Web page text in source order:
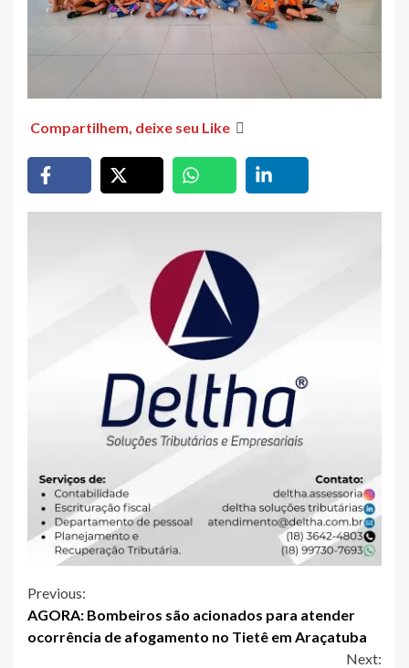
Compartilhem, deixe seu Like 
Continue
Reading
Previous:
AGORA: Bombeiros são acionados para atender
ocorrência de afogamento no Tietê em Araçatuba
Next: